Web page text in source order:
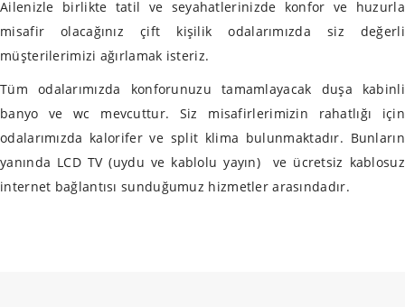
Ailenizle birlikte tatil ve seyahatlerinizde konfor ve huzurla
misafir olacağınız çift kişilik odalarımızda siz değerli
müşterilerimizi ağırlamak isteriz.
Tüm odalarımızda konforunuzu tamamlayacak duşa kabinli
banyo ve wc mevcuttur. Siz misafirlerimizin rahatlığı için
odalarımızda kalorifer ve split klima bulunmaktadır. Bunların
yanında LCD TV (uydu ve kablolu yayın) ve ücretsiz kablosuz
internet bağlantısı sunduğumuz hizmetler arasındadır.